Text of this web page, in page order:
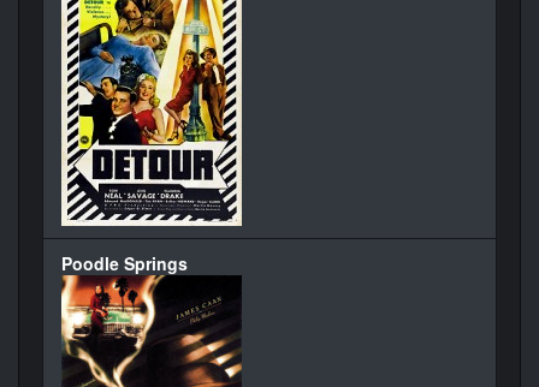
Poodle Springs